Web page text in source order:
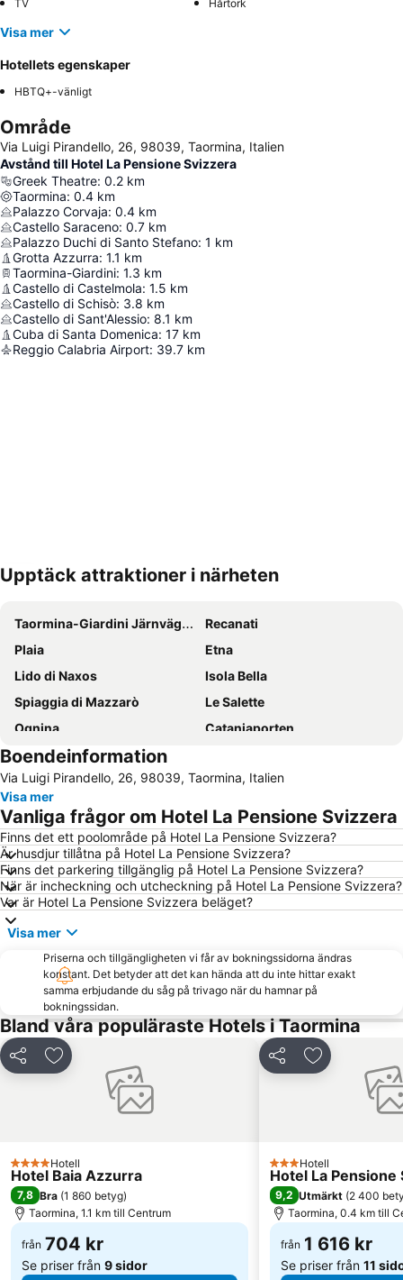
TV Hårtork
Visa mer
Hotellets egenskaper
HBTQ+-vänligt
Område
Via Luigi Pirandello, 26, 98039, Taormina, Italien
Avstånd till Hotel La Pensione Svizzera
Greek Theatre: 0.2 km
Taormina: 0.4 km
Palazzo Corvaja: 0.4 km
Castello Saraceno: 0.7 km
Palazzo Duchi di Santo Stefano: 1 km
Grotta Azzurra: 1.1 km
Taormina-Giardini: 1.3 km
Castello di Castelmola: 1.5 km
Castello di Schisò: 3.8 km
Castello di Sant'Alessio: 8.1 km
Cuba di Santa Domenica: 17 km
Reggio Calabria Airport: 39.7 km
Förstora kartan
Upptäck attraktioner i närheten
Taormina-Giardini Järnvägsstation
Recanati
Plaia
Etna
Lido di Naxos
Isola Bella
Spiaggia di Mazzarò
Le Salette
Ognina
Cataniaporten
Aci Trezza
Via Etnea
Fontanarossa
Grekiska Teatern
Tindari
Porto di Catania
Corso Umberto
Botaniska trädgården
Isola Bella
Lido la Romantica
Fondachello
Piazza del Duomo
Via Teatro Greco
Piazza del Duomo
Spiaggia Marinello
Reggio Calabria Airport
Via Marina
San Cristofaro
Mamma Rosa
Taormina-Giardini Railway Station
Isola Bella
Cyklopernas Öar
Borgo Sanzio
San Leone Rapisardi
Boendeinformation
Via Luigi Pirandello, 26, 98039, Taormina, Italien
Visa mer
Vanliga frågor om Hotel La Pensione Svizzera
Finns det ett poolområde på Hotel La Pensione Svizzera?
Är husdjur tillåtna på Hotel La Pensione Svizzera?
Finns det parkering tillgänglig på Hotel La Pensione Svizzera?
När är incheckning och utcheckning på Hotel La Pensione Svizzera?
Var är Hotel La Pensione Svizzera beläget?
Visa mer
Priserna och tillgängligheten vi får av bokningssidorna ändras
konstant. Det betyder att det kan hända att du inte hittar exakt
samma erbjudande du såg på trivago när du hamnar på
bokningssidan.
Bland våra populäraste Hotels i Taormina
Dela Lägg till i Mina Favoriter
4 Stjärnor
Hotell
Hotel Baia Azzurra
7,8 Bra (1 860 betyg)
Taormina, 1.1 km till Centrum
från 704 kr
Se priser från 9 sidor
Dela Lägg till i
3 Stjärnor
Hotell
Hotel La Pensione
9,2 Utmärkt (2 400
Taormina, 0.4 km till
från 1 616 kr
Se priser från 11